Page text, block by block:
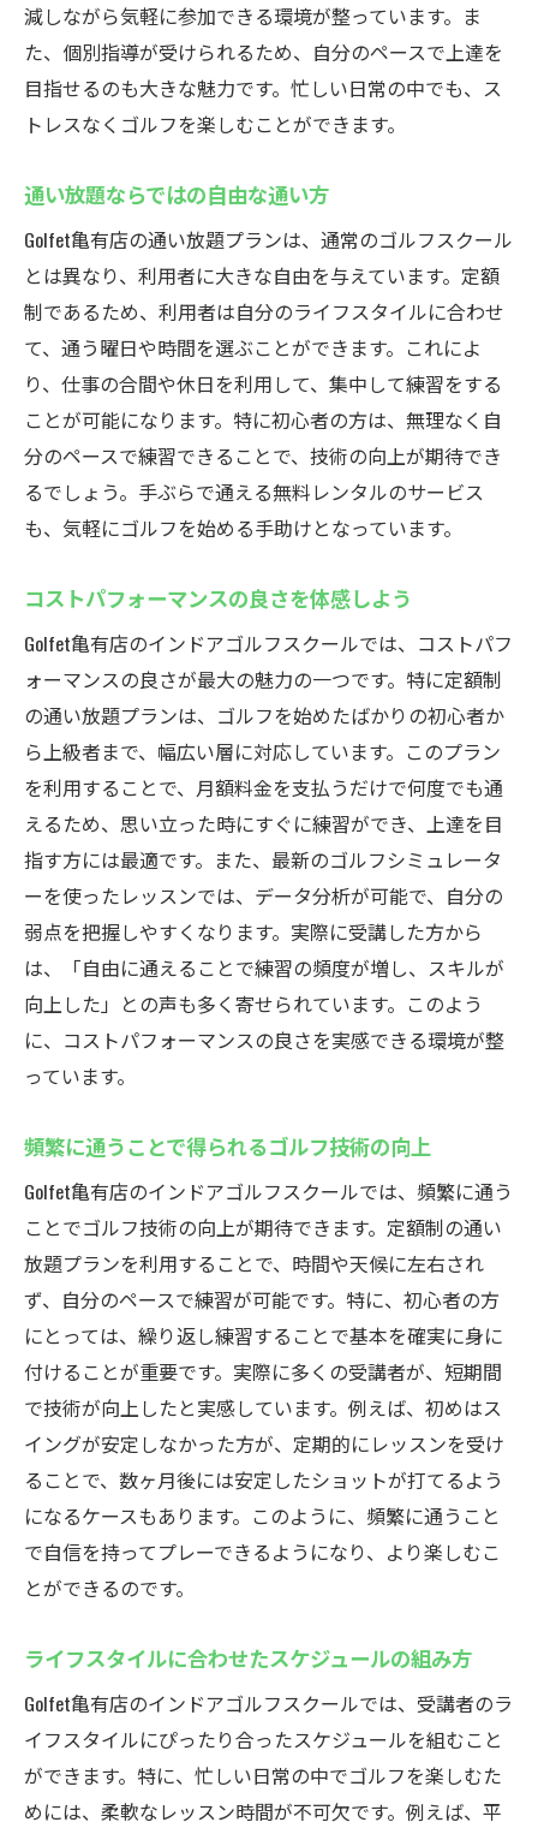
減しながら気軽に参加できる環境が整っています。ま
た、個別指導が受けられるため、自分のペースで上達を
目指せるのも大きな魅力です。忙しい日常の中でも、ス
トレスなくゴルフを楽しむことができます。
通い放題ならではの自由な通い方
Golfet亀有店の通い放題プランは、通常のゴルフスクール
とは異なり、利用者に大きな自由を与えています。定額
制であるため、利用者は自分のライフスタイルに合わせ
て、通う曜日や時間を選ぶことができます。これによ
り、仕事の合間や休日を利用して、集中して練習をする
ことが可能になります。特に初心者の方は、無理なく自
分のペースで練習できることで、技術の向上が期待でき
るでしょう。手ぶらで通える無料レンタルのサービス
も、気軽にゴルフを始める手助けとなっています。
コストパフォーマンスの良さを体感しよう
Golfet亀有店のインドアゴルフスクールでは、コストパフ
ォーマンスの良さが最大の魅力の一つです。特に定額制
の通い放題プランは、ゴルフを始めたばかりの初心者か
ら上級者まで、幅広い層に対応しています。このプラン
を利用することで、月額料金を支払うだけで何度でも通
えるため、思い立った時にすぐに練習ができ、上達を目
指す方には最適です。また、最新のゴルフシミュレータ
ーを使ったレッスンでは、データ分析が可能で、自分の
弱点を把握しやすくなります。実際に受講した方から
は、「自由に通えることで練習の頻度が増し、スキルが
向上した」との声も多く寄せられています。このよう
に、コストパフォーマンスの良さを実感できる環境が整
っています。
頻繁に通うことで得られるゴルフ技術の向上
Golfet亀有店のインドアゴルフスクールでは、頻繁に通う
ことでゴルフ技術の向上が期待できます。定額制の通い
放題プランを利用することで、時間や天候に左右され
ず、自分のペースで練習が可能です。特に、初心者の方
にとっては、繰り返し練習することで基本を確実に身に
付けることが重要です。実際に多くの受講者が、短期間
で技術が向上したと実感しています。例えば、初めはス
イングが安定しなかった方が、定期的にレッスンを受け
ることで、数ヶ月後には安定したショットが打てるよう
になるケースもあります。このように、頻繁に通うこと
で自信を持ってプレーできるようになり、より楽しむこ
とができるのです。
ライフスタイルに合わせたスケジュールの組み方
Golfet亀有店のインドアゴルフスクールでは、受講者のラ
イフスタイルにぴったり合ったスケジュールを組むこと
ができます。特に、忙しい日常の中でゴルフを楽しむた
めには、柔軟なレッスン時間が不可欠です。例えば、平